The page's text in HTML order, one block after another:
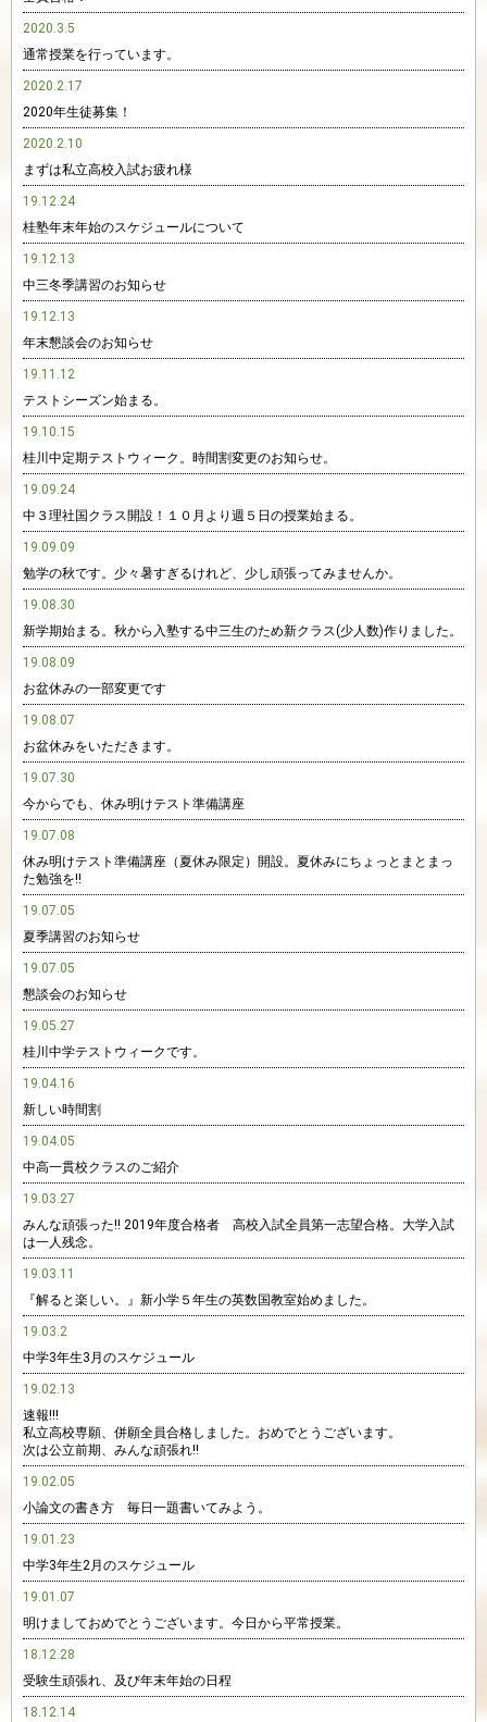
2020.3.5
通常授業を行っています。
2020.2.17
2020年生徒募集！
2020.2.10
まずは私立高校入試お疲れ様
19.12.24
桂塾年末年始のスケジュールについて
19.12.13
中三冬季講習のお知らせ
19.12.13
年末懇談会のお知らせ
19.11.12
テストシーズン始まる。
19.10.15
桂川中定期テストウィーク。時間割変更のお知らせ。
19.09.24
中３理社国クラス開設！１０月より週５日の授業始まる。
19.09.09
勉学の秋です。少々暑すぎるけれど、少し頑張ってみませんか。
19.08.30
新学期始まる。秋から入塾する中三生のため新クラス(少人数)作りました。
19.08.09
お盆休みの一部変更です
19.08.07
お盆休みをいただきます。
19.07.30
今からでも、休み明けテスト準備講座
19.07.08
休み明けテスト準備講座（夏休み限定）開設。夏休みにちょっとまとまっ
た勉強を‼︎
19.07.05
夏季講習のお知らせ
19.07.05
懇談会のお知らせ
19.05.27
桂川中学テストウィークです。
19.04.16
新しい時間割
19.04.05
中高一貫校クラスのご紹介
19.03.27
みんな頑張った‼︎ 2019年度合格者 高校入試全員第一志望合格。大学入試
は一人残念。
19.03.11
『解ると楽しい。』新小学５年生の英数国教室始めました。
19.03.2
中学3年生3月のスケジュール
19.02.13
速報!!!
私立高校専願、併願全員合格しました。おめでとうございます。
次は公立前期、みんな頑張れ‼︎
19.02.05
小論文の書き方 毎日一題書いてみよう。
19.01.23
中学3年生2月のスケジュール
19.01.07
明けましておめでとうございます。今日から平常授業。
18.12.28
受験生頑張れ、及び年末年始の日程
18.12.14